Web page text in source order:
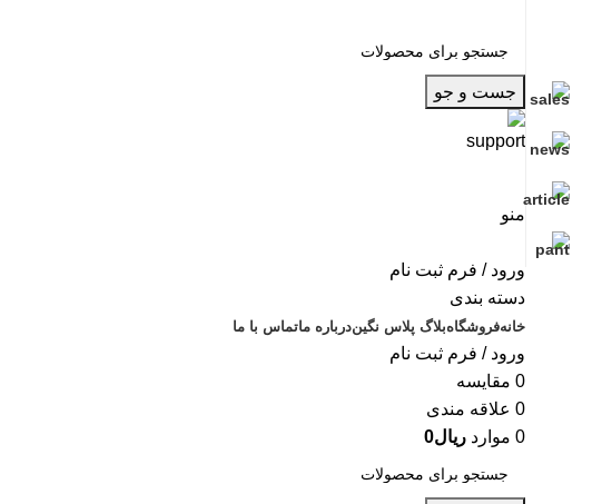
جست و جو
منو
ورود / فرم ثبت نام
دسته بندی
خانهفروشگاهبلاگ پلاس نگیندرباره ماتماس با ما
ورود / فرم ثبت نام
0 مقایسه
0 علاقه مندی
0 موارد ریال0